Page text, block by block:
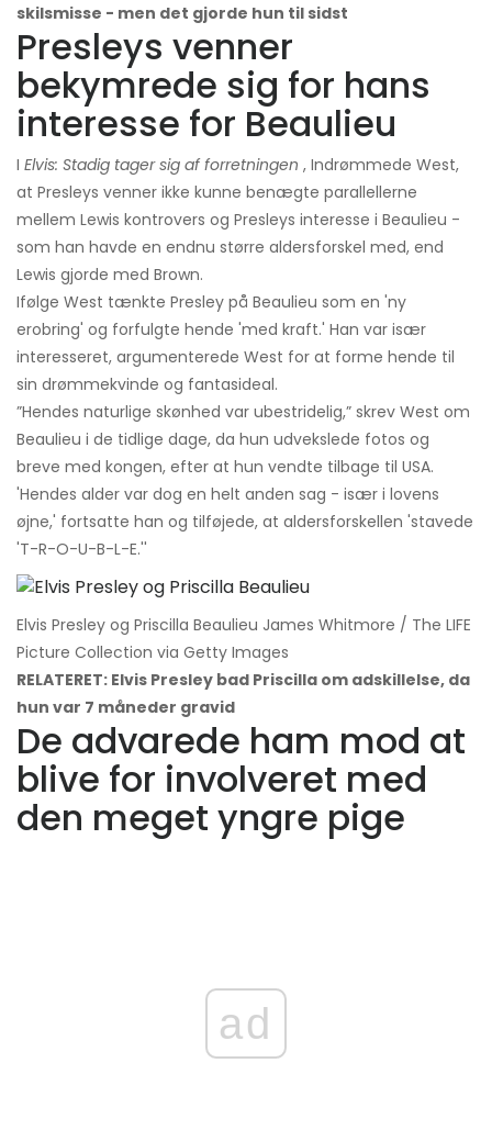
skilsmisse - men det gjorde hun til sidst
Presleys venner
bekymrede sig for hans
interesse for Beaulieu
I Elvis: Stadig tager sig af forretningen , Indrømmede West,
at Presleys venner ikke kunne benægte parallellerne
mellem Lewis kontrovers og Presleys interesse i Beaulieu -
som han havde en endnu større aldersforskel med, end
Lewis gjorde med Brown.
Ifølge West tænkte Presley på Beaulieu som en 'ny
erobring' og forfulgte hende 'med kraft.' Han var især
interesseret, argumenterede West for at forme hende til
sin drømmekvinde og fantasideal.
”Hendes naturlige skønhed var ubestridelig,” skrev West om
Beaulieu i de tidlige dage, da hun udvekslede fotos og
breve med kongen, efter at hun vendte tilbage til USA.
'Hendes alder var dog en helt anden sag - især i lovens
øjne,' fortsatte han og tilføjede, at aldersforskellen 'stavede
'T-R-O-U-B-L-E.''
Elvis Presley og Priscilla Beaulieu James Whitmore / The LIFE
Picture Collection via Getty Images
RELATERET: Elvis Presley bad Priscilla om adskillelse, da
hun var 7 måneder gravid
De advarede ham mod at
blive for involveret med
den meget yngre pige
ad